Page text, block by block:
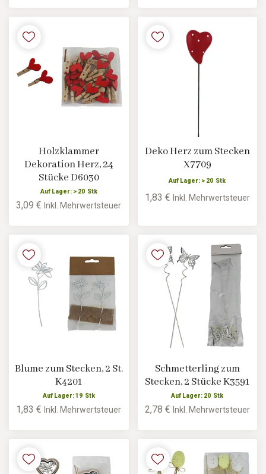
Holzklammer
Dekoration Herz, 24
Stücke D6030
Auf Lager: > 20 Stk
3,09 €Inkl. Mehrwertsteuer
Deko Herz zum Stecken
X7709
Auf Lager: > 20 Stk
1,83 € Inkl. Mehrwertsteuer
Blume zum Stecken, 2 St.
K4201
Auf Lager: 19 Stk
1,83 €Inkl. Mehrwertsteuer
Schmetterling zum
Stecken, 2 Stücke K3591
Auf Lager: 20 Stk
2,78 € Inkl. Mehrwertsteuer